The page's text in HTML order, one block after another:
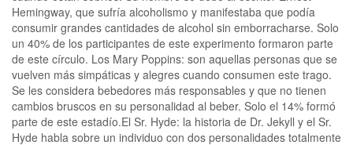
Hemingway, que sufría alcoholismo y manifestaba que podía
consumir grandes cantidades de alcohol sin emborracharse. Solo
un 40% de los participantes de este experimento formaron parte
de este círculo. Los Mary Poppins: son aquellas personas que se
vuelven más simpáticas y alegres cuando consumen este trago.
Se les considera bebedores más responsables y que no tienen
cambios bruscos en su personalidad al beber. Solo el 14% formó
parte de este estadío.El Sr. Hyde: la historia de Dr. Jekyll y el Sr.
Hyde habla sobre un individuo con dos personalidades totalmente